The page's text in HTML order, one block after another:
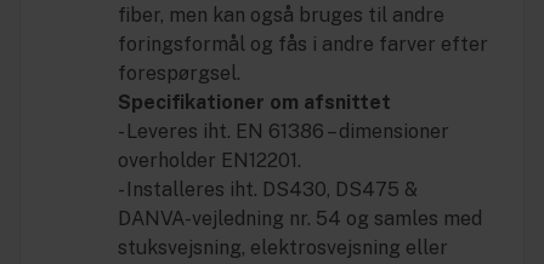
fiber, men kan også bruges til andre
foringsformål og fås i andre farver efter
forespørgsel.
Specifikationer om afsnittet
- Leveres iht. EN 61386 – dimensioner
overholder EN12201.
- Installeres iht. DS430, DS475 &
DANVA-vejledning nr. 54 og samles med
stuksvejsning, elektrosvejsning eller